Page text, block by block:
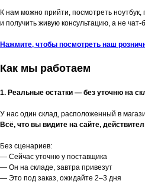
К нам можно прийти, посмотреть
и получить живую консультацию, а не чат-
Нажмите, чтобы посмотреть наш
Как мы работаем
1. Реальные остатки — без уточню на
У нас один склад, расположенный в
Всё, что вы видите на сайте,
Без сценариев:
— Сейчас уточню у поставщика
— Он на складе, завтра привезут
— Это под заказ, ожидайте 2–3 дня